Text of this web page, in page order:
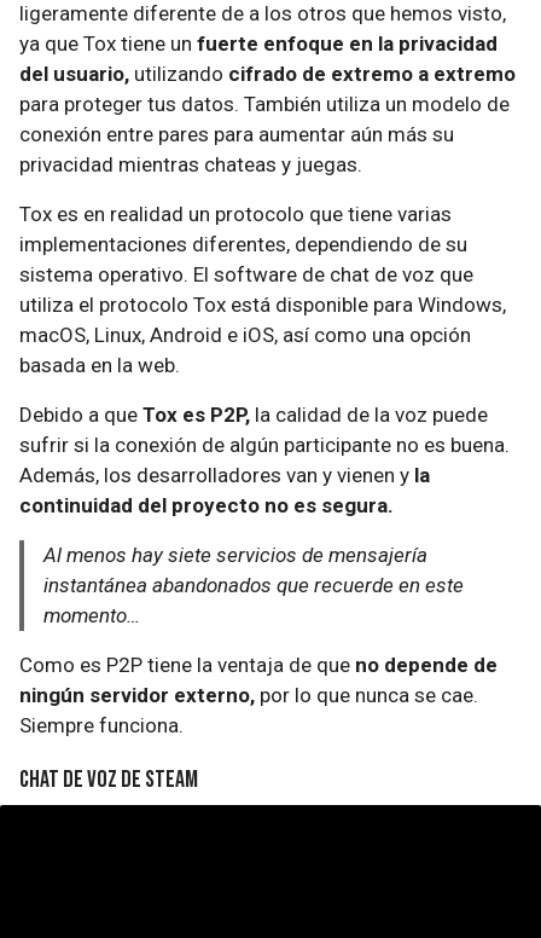
ligeramente diferente de a los otros que hemos visto,
ya que Tox tiene un fuerte enfoque en la privacidad
del usuario, utilizando cifrado de extremo a extremo
para proteger tus datos. También utiliza un modelo de
conexión entre pares para aumentar aún más su
privacidad mientras chateas y juegas.
Tox es en realidad un protocolo que tiene varias
implementaciones diferentes, dependiendo de su
sistema operativo. El software de chat de voz que
utiliza el protocolo Tox está disponible para Windows,
macOS, Linux, Android e iOS, así como una opción
basada en la web.
Debido a que Tox es P2P, la calidad de la voz puede
sufrir si la conexión de algún participante no es buena.
Además, los desarrolladores van y vienen y la
continuidad del proyecto no es segura.
Al menos hay siete servicios de mensajería
instantánea abandonados que recuerde en este
momento…
Como es P2P tiene la ventaja de que no depende de
ningún servidor externo, por lo que nunca se cae.
Siempre funciona.
Chat de voz de Steam